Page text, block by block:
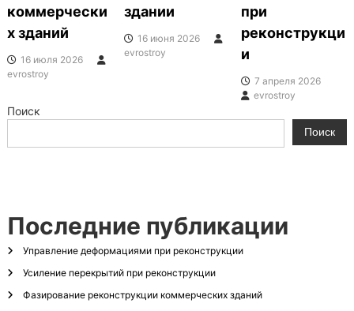
п
о
з
а
п
с
я
м
коммерчески
х зданий
16 июля 2026
evrostroy
здании
16 июня 2026
evrostroy
при
реконструкци
и
7 апреля 2026
evrostroy
Поиск
Поиск
Последние публикации
Управление деформациями при реконструкции
Усиление перекрытий при реконструкции
Фазирование реконструкции коммерческих зданий